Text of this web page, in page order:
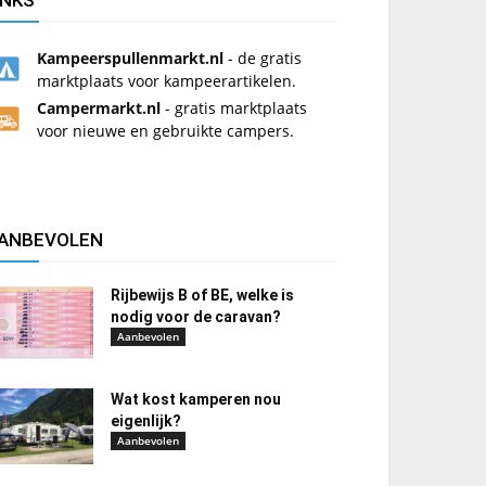
Kampeerspullenmarkt.nl - de gratis
marktplaats voor kampeerartikelen.
Campermarkt.nl - gratis marktplaats
voor nieuwe en gebruikte campers.
Rijbewijs B of BE, welke is
nodig voor de caravan?
Aanbevolen
Wat kost kamperen nou
eigenlijk?
Aanbevolen